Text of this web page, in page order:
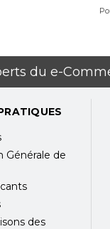
du e-
Générale de
des